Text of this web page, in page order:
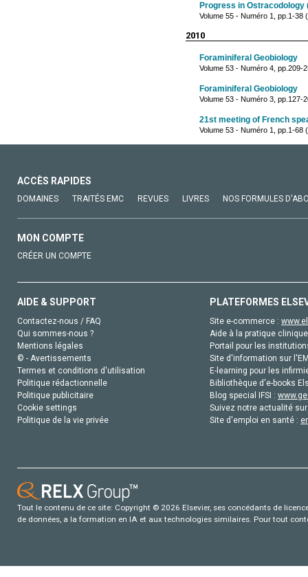
Progress in Ostracodology
Volume 55 - Numéro 1, pp.1-38
2010
Foraminiferal Geobiology
Volume 53 - Numéro 4, pp.209-
Foraminiferal Geobiology
Volume 53 - Numéro 3, pp.127-
21st meeting of French
Volume 53 - Numéro 1, pp.1-68
ACCÈS RAPIDES
DOMAINES TRAITÉS EMC REVUES LIVRES NOS FORMULES
MON COMPTE
CRÉER UN COMPTE
AIDE & SUPPORT
Contactez-nous / FAQ
Qui sommes-nous ?
Mentions légales
© - Avertissements
Termes et conditions d'utilisation
Politique rédactionnelle
Politique publicitaire
Cookie settings
Politique de la vie privée
PLATEFORMES
Site e-commerce :
Aide à la pratique
Portail pour les
Site d'information sur
E-learning pour les
Bibliothèque d'e-books
Blog special IFSI :
Suivez notre actualité
Site d'emploi en santé :
Tout le contenu de ce site: Copyright © 2026 Elsevier, ses concédants de
de données, a la formation en IA et aux technologies similaires. Pour tout